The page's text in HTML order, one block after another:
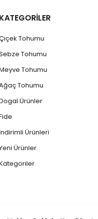
KATEGORİLER
Tohumu
Tohumu
Tohumu
Tohumu
Ürünler
İndirimli Ürünleri
Ürünler